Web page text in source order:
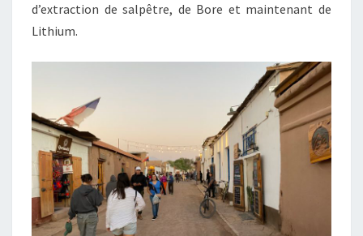
d’extraction de salpêtre, de Bore et maintenant de
Lithium.